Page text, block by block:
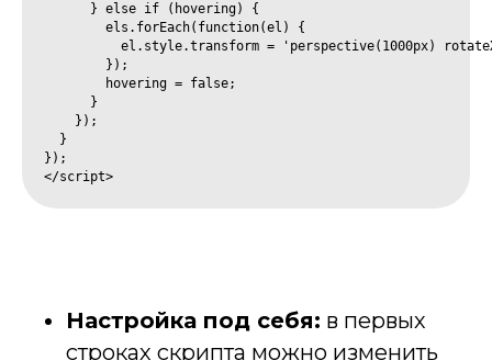
      } else if (hovering) {
        els.forEach(function(el) {
el.style.transform = 'perspective(1000px)
        });
        hovering = false;
      }
    });
  }
});
</script>
Настройка под себя: в первых
строках скрипта можно изменить
Мы Вас проконсультируем по всем этапам
разработки Вашего проекта
Обсудить проект
Или напишите нам удобным
способом